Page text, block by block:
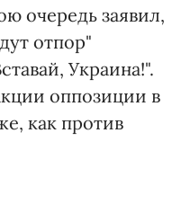
очередь заявил,
отпор"
Украина!".
оппозиции в
как против